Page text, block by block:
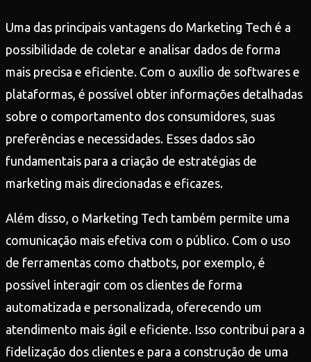
Uma das principais vantagens do Marketing Tech é a
possibilidade de coletar e analisar dados de forma
mais precisa e eficiente. Com o auxílio de softwares e
plataformas, é possível obter informações detalhadas
sobre o comportamento dos consumidores, suas
preferências e necessidades. Esses dados são
fundamentais para a criação de estratégias de
marketing mais direcionadas e eficazes.
Além disso, o Marketing Tech também permite uma
comunicação mais efetiva com o público. Com o uso
de ferramentas como chatbots, por exemplo, é
possível interagir com os clientes de forma
automatizada e personalizada, oferecendo um
atendimento mais ágil e eficiente. Isso contribui para a
fidelização dos clientes e para a construção de uma